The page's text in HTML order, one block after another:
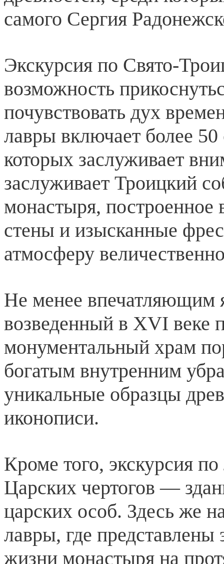
самого Сергия
Экскурсия по Свято-
возможность
почувствовать дух
лавры включает более
которых заслуживает
заслуживает Троицкий
монастыря, построенное
стены и изысканные
атмосферу
Не менее впечатляющим
возведенный в XVI веке
монументальный храм
богатым внутренним
уникальные образцы
иконописи.
Кроме того, экскурсия
Царских чертогов —
царских особ. Здесь же
лавры, где
жизни монастыря на